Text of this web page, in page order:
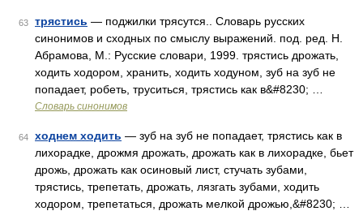
63 трястись — поджилки трясутся.. Словарь русских
синонимов и сходных по смыслу выражений. под. ред. Н.
Абрамова, М.: Русские словари, 1999. трястись дрожать,
ходить ходором, хранить, ходить ходуном, зуб на зуб не
попадает, робеть, труситься, трястись как в&#8230; …
Словарь синонимов
64 ходнем ходить — зуб на зуб не попадает, трястись как в
лихорадке, дрожмя дрожать, дрожать как в лихорадке, бьет
дрожь, дрожать как осиновый лист, стучать зубами,
трястись, трепетать, дрожать, лязгать зубами, ходить
ходором, трепетаться, дрожать мелкой дрожью,&#8230; …